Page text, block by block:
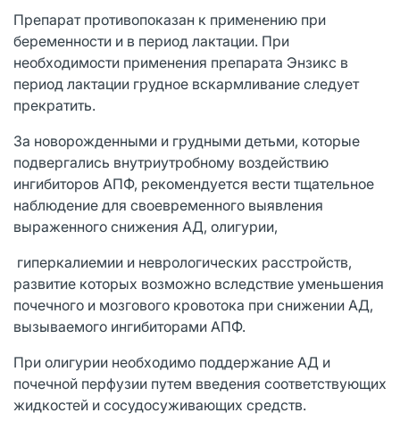
Препарат противопоказан к применению при
беременности и в период лактации. При
необходимости применения препарата Энзикс в
период лактации грудное вскармливание следует
прекратить.
За новорожденными и грудными детьми, которые
подвергались внутриутробному воздействию
ингибиторов АПФ, рекомендуется вести тщательное
наблюдение для своевременного выявления
выраженного снижения АД, олигурии,
гиперкалиемии и неврологических расстройств,
развитие которых возможно вследствие уменьшения
почечного и мозгового кровотока при снижении АД,
вызываемого ингибиторами АПФ.
При олигурии необходимо поддержание АД и
почечной перфузии путем введения соответствующих
жидкостей и сосудосуживающих средств.